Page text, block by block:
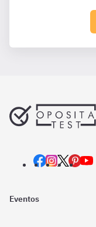
Eventos